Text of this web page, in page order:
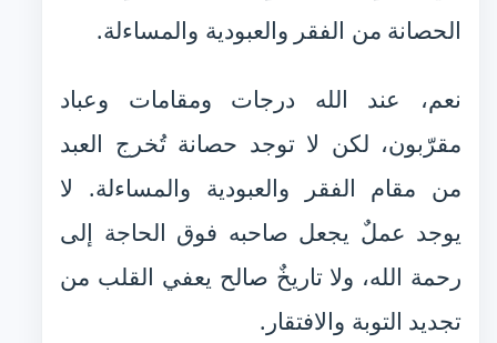
الحصانة من الفقر والعبودية والمساءلة.
نعم، عند الله درجات ومقامات وعباد
مقرّبون، لكن لا توجد حصانة تُخرج العبد
من مقام الفقر والعبودية والمساءلة. لا
يوجد عملٌ يجعل صاحبه فوق الحاجة إلى
رحمة الله، ولا تاريخٌ صالح يعفي القلب من
تجديد التوبة والافتقار.